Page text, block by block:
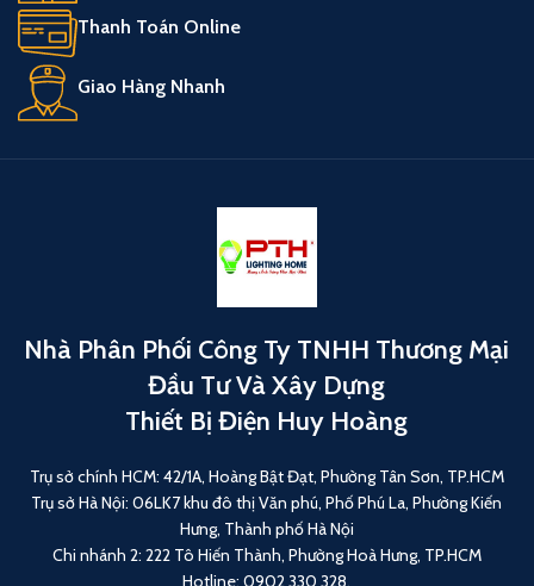
Thanh Toán Online
Giao Hàng Nhanh
Nhà Phân Phối Công Ty TNHH Thương Mại
Đầu Tư Và Xây Dựng
Thiết Bị Điện Huy Hoàng
Trụ sở chính HCM: 42/1A, Hoàng Bật Đạt, Phường Tân Sơn, TP.HCM
Trụ sở Hà Nội: 06LK7 khu đô thị Văn phú, Phố Phú La, Phường Kiến
Hưng, Thành phố Hà Nội
Chi nhánh 2: 222 Tô Hiến Thành, Phường Hoà Hưng, TP.HCM
Hotline: 0902 330 328.